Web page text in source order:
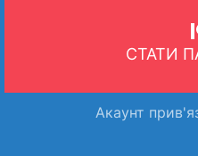
СТАТИ
Акаунт